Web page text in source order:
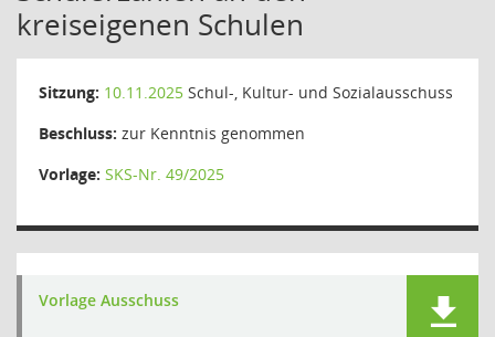
kreiseigenen Schulen
Sitzung: 10.11.2025 Schul-, Kultur- und Sozialausschuss
Beschluss: zur Kenntnis genommen
Vorlage: SKS-Nr. 49/2025
Vorlage Ausschuss